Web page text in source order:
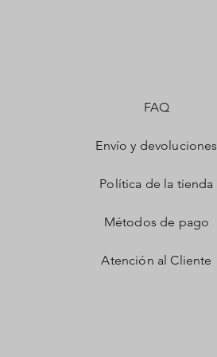
FAQ
Envío y devoluciones
Política de la tienda
Métodos de pago
Atención al Cliente